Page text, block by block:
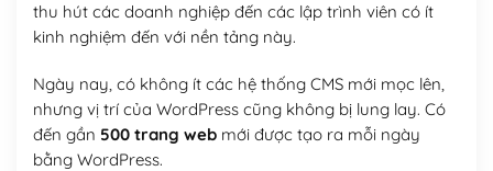
thu hút các doanh nghiệp đến các lập trình viên có ít
kinh nghiệm đến với nền tảng này.
Ngày nay, có không ít các hệ thống CMS mới mọc lên,
nhưng vị trí của WordPress cũng không bị lung lay. Có
đến gần 500 trang webmới được tạo ra mỗi ngày
bằng WordPress.